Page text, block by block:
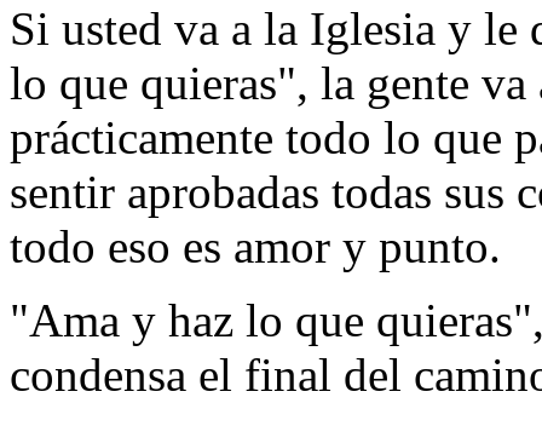
Si usted va a la Iglesia y le
lo que quieras", la gente va
prácticamente todo lo que
sentir aprobadas todas sus
todo eso es amor y punto.
"Ama y haz lo que
condensa el final del